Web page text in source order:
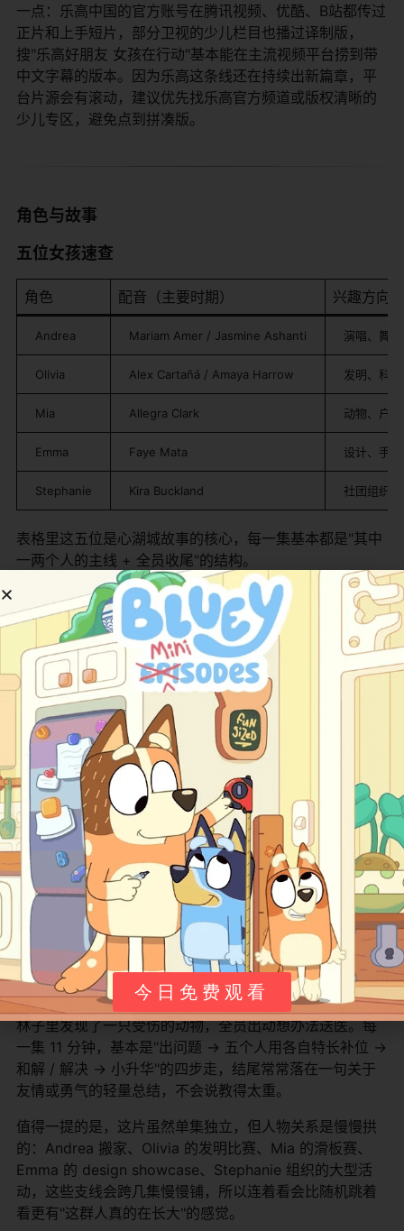
一点：乐高中国的官方账号在腾讯视频、优酷、B站都传过
正片和上手短片，部分卫视的少儿栏目也播过译制版，
搜"乐高好朋友 女孩在行动"基本能在主流视频平台捞到带
中文字幕的版本。因为乐高这条线还在持续出新篇章，平
台片源会有滚动，建议优先找乐高官方频道或版权清晰的
少儿专区，避免点到拼凑版。
角色与故事
五位女孩速查
角色 配音（主要时期） 兴趣方向
Andrea Mariam Amer / Jasmine Ashanti 演唱、舞
Olivia Alex Cartañá / Amaya Harrow 发明、科
Mia Allegra Clark 动物、户
Emma Faye Mata 设计、手
Stephanie Kira Buckland 社团组织
表格里这五位是心湖城故事的核心，每一集基本都是"其中
一两个人的主线 + 全员收尾"的结构。
心湖城的几个常驻场景
对应角色线 常发生的事
市中心 / 咖啡厅 Stephanie、Emma 社团会议、朋
海滩与码头 Andrea
营地与山林 Mia
Olivia 的车库实验室 Olivia 捣鼓新发明、机
Emma 的设计角 Emma 改衣服、做手工
故事讲的是什么
主线并不复杂：五个住在心湖城的女孩是死党，每天都会
碰上点新状况——可能是 Andrea 练歌太猛把嗓子唱哑
了，其他四个决定每人也"戒掉一样自己喜欢的东西"陪她一
天；可能是 Olivia 的机器人社团要办募款舞会，大家分工
搭场地、卖票、安抚临时掉链子的环节；也可能是 Mia 在
林子里发现了一只受伤的动物，全员出动想办法送医。每
一集 11 分钟，基本是"出问题 → 五个人用各自特长补位 →
和解 / 解决 → 小升华"的四步走，结尾常常落在一句关于
友情或勇气的轻量总结，不会说教得太重。
值得一提的是，这片虽然单集独立，但人物关系是慢慢拱
的：Andrea 搬家、Olivia 的发明比赛、Mia 的滑板赛、
Emma 的 design showcase、Stephanie 组织的大型活
动，这些支线会跨几集慢慢铺，所以连着看会比随机跳着
看更有"这群人真的在长大"的感觉。
今日免费观看